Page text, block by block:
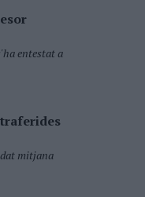
entestat a
mitjana